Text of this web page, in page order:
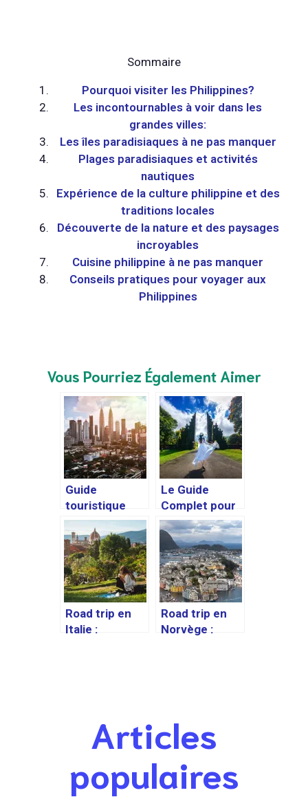
Sommaire
Pourquoi visiter les Philippines?
Les incontournables à voir dans les
grandes villes:
Les îles paradisiaques à ne pas manquer
Plages paradisiaques et activités
nautiques
Expérience de la culture philippine et des
traditions locales
Découverte de la nature et des paysages
incroyables
Cuisine philippine à ne pas manquer
Conseils pratiques pour voyager aux
Philippines
Vous Pourriez Également Aimer
Guide
touristique
pour découvrir
la Malaisie :
itinéraires
conseillés,
conseils
pratiques
Le Guide
Complet pour
un Voyage à
Bali
Road trip en
Italie :
Road trip en
Norvège :
pays nordique
Articles
populaires